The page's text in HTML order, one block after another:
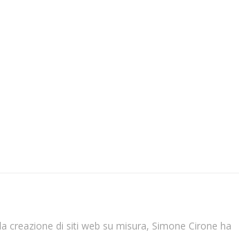
creazione di siti web su misura, Simone Cirone ha